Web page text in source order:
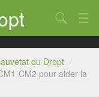
Chercher
du Dropt /
CM2 pour aider la